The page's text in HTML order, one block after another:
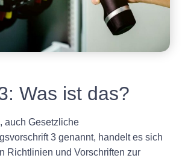
Was ist das?
auch Gesetzliche
3 genannt, handelt es sich
Richtlinien und Vorschriften zur